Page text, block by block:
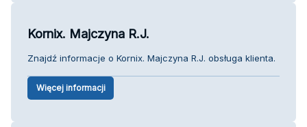
Kornix. Majczyna R.J.
Znajdź informacje o Kornix. Majczyna R.J. obsługa klienta.
Więcej informacji